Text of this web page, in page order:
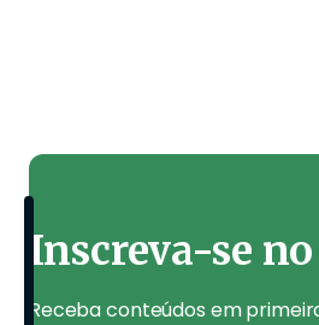
Inscreva-se
Receba conteúdos em